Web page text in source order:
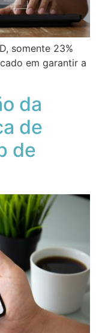
somente 23%
em garantir a
da
de
de